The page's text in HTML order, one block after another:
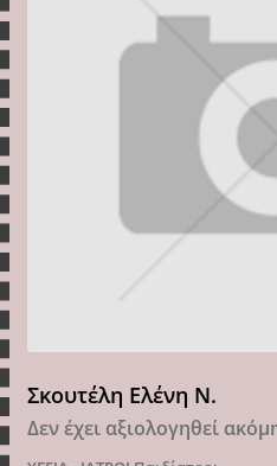
Σκουτέλη Ελένη Ν.
Δεν έχει αξιολογηθεί